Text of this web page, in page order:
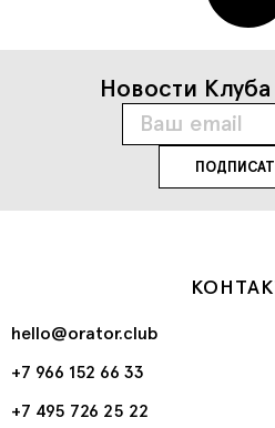
Новости
hello@orator.club
+7 966 152 66 33
+7 495 726 25 22